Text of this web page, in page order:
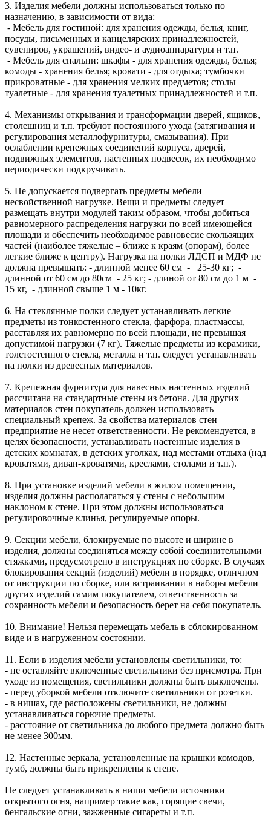
3. Изделия мебели должны использоваться только по
назначению, в зависимости от вида:
- Мебель для гостиной: для хранения одежды, белья, книг,
посуды, письменных и канцелярских принадлежностей,
сувениров, украшений, видео- и аудиоаппаратуры и т.п.
- Мебель для спальни: шкафы - для хранения одежды, белья;
комоды - хранения белья; кровати - для отдыха; тумбочки
прикроватные - для хранения мелких предметов; столы
туалетные - для хранения туалетных принадлежностей и т.п.
4. Механизмы открывания и трансформации дверей, ящиков,
столешниц и т.п. требуют постоянного ухода (затягивания и
регулирования металлофурнитуры, смазывания). При
ослаблении крепежных соединений корпуса, дверей,
подвижных элементов, настенных подвесок, их необходимо
периодически подкручивать.
5. Не допускается подвергать предметы мебели
несвойственной нагрузке. Вещи и предметы следует
размещать внутри модулей таким образом, чтобы добиться
равномерного распределения нагрузки по всей имеющейся
площади и обеспечить необходимое равновесие скользящих
частей (наиболее тяжелые – ближе к краям (опорам), более
легкие ближе к центру). Нагрузка на полки ЛДСП и МДФ не
должна превышать: - длинной менее 60 см - 25-30 кг; -
длинной от 60 см до 80см - 25 кг; - длиной от 80 см до 1 м -
15 кг, - длинной свыше 1 м - 10кг.
6. На стеклянные полки следует устанавливать легкие
предметы из тонкостенного стекла, фарфора, пластмассы,
расставляя их равномерно по всей площади, не превышая
допустимой нагрузки (7 кг). Тяжелые предметы из керамики,
толстостенного стекла, металла и т.п. следует устанавливать
на полки из древесных материалов.
7. Крепежная фурнитура для навесных настенных изделий
рассчитана на стандартные стены из бетона. Для других
материалов стен покупатель должен использовать
специальный крепеж. За свойства материалов стен
предприятие не несет ответственности. Не рекомендуется, в
целях безопасности, устанавливать настенные изделия в
детских комнатах, в детских уголках, над местами отдыха (над
кроватями, диван-кроватями, креслами, столами и т.п.).
8. При установке изделий мебели в жилом помещении,
изделия должны располагаться у стены с небольшим
наклоном к стене. При этом должны использоваться
регулировочные клинья, регулируемые опоры.
9. Секции мебели, блокируемые по высоте и ширине в
изделия, должны соединяться между собой соединительными
стяжками, предусмотрено в инструкциях по сборке. В случаях
блокирования секций (изделий) мебели в порядке, отличном
от инструкции по сборке, или встраивании в наборы мебели
других изделий самим покупателем, ответственность за
сохранность мебели и безопасность берет на себя покупатель.
10. Внимание! Нельзя перемещать мебель в сблокированном
виде и в нагруженном состоянии.
11. Если в изделия мебели установлены светильники, то:
- не оставляйте включенные светильники без присмотра. При
уходе из помещения, светильники должны быть выключены.
- перед уборкой мебели отключите светильники от розетки.
- в нишах, где расположены светильники, не должны
устанавливаться горючие предметы.
- расстояние от светильника до любого предмета должно быть
не менее 300мм.
12. Настенные зеркала, установленные на крышки комодов,
тумб, должны быть прикреплены к стене.
Не следует устанавливать в ниши мебели источники
открытого огня, например такие как, горящие свечи,
бенгальские огни, зажженные сигареты и т.п.